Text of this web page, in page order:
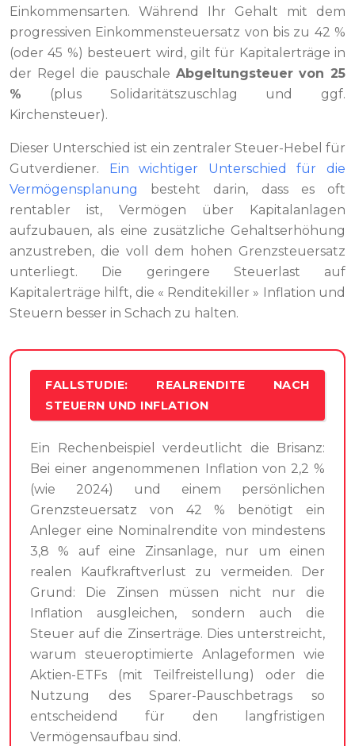
Einkommensarten. Während Ihr Gehalt mit dem
progressiven Einkommensteuersatz von bis zu 42 %
(oder 45 %) besteuert wird, gilt für Kapitalerträge in
der Regel die pauschale Abgeltungsteuer von 25
% (plus Solidaritätszuschlag und ggf.
Kirchensteuer).
Dieser Unterschied ist ein zentraler Steuer-Hebel für
Gutverdiener. Ein wichtiger Unterschied für die
Vermögensplanung
besteht darin, dass es oft
rentabler ist, Vermögen über Kapitalanlagen
aufzubauen, als eine zusätzliche Gehaltserhöhung
anzustreben, die voll dem hohen Grenzsteuersatz
unterliegt. Die geringere Steuerlast auf
Kapitalerträge hilft, die « Renditekiller » Inflation und
Steuern besser in Schach zu halten.
FALLSTUDIE: REALRENDITE NACH
STEUERN UND INFLATION
Ein Rechenbeispiel verdeutlicht die Brisanz:
Bei einer angenommenen Inflation von 2,2 %
(wie 2024) und einem persönlichen
Grenzsteuersatz von 42 % benötigt ein
Anleger eine Nominalrendite von mindestens
3,8 % auf eine Zinsanlage, nur um einen
realen Kaufkraftverlust zu vermeiden. Der
Grund: Die Zinsen müssen nicht nur die
Inflation ausgleichen, sondern auch die
Steuer auf die Zinserträge. Dies unterstreicht,
warum steueroptimierte Anlageformen wie
Aktien-ETFs (mit Teilfreistellung) oder die
Nutzung des Sparer-Pauschbetrags so
entscheidend für den langfristigen
Vermögensaufbau sind.